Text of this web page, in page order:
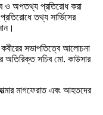
ও অপতথ্য প্রতিরোধ করা
তথ্য সার্ভিসের
সভাপতিত্বে আলোচনা
অতিরিক্ত সচিব মো. কাউসার
মাগফেরাত এবং আহতদের